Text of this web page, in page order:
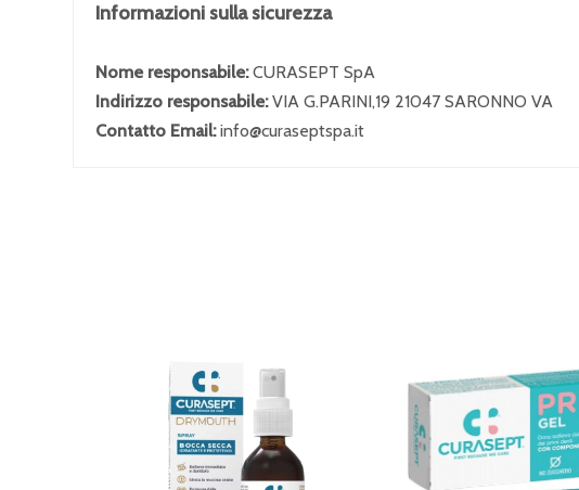
Informazioni sulla sicurezza
Nome responsabile:CURASEPT SpA
Indirizzo responsabile:VIA G.PARINI,19 21047 SARONNO VA
Contatto Email:info@curaseptspa.it